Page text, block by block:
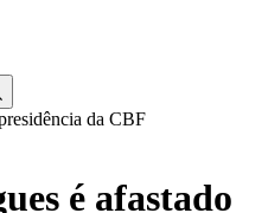
da CBF
é afastado